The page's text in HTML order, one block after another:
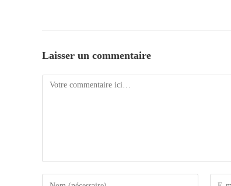
Laisser un commentaire